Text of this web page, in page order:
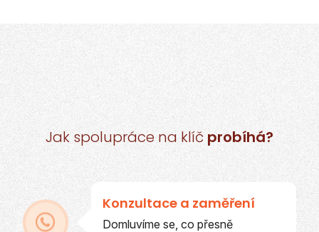
Jak spolupráce na klíč probíhá?
Konzultace a zaměření
Domluvíme se, co přesně